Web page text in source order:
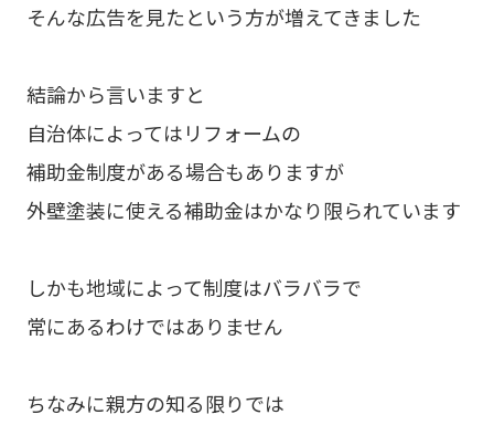
そんな広告を見たという方が増えてきました
結論から言いますと
自治体によってはリフォームの
補助金制度がある場合もありますが
外壁塗装に使える補助金はかなり限られています
しかも地域によって制度はバラバラで
常にあるわけではありません
ちなみに親方の知る限りでは